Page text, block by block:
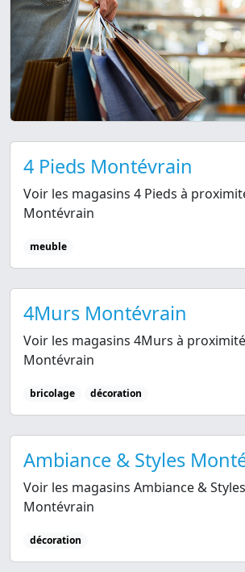
4 Pieds Montévrain
Voir les magasins 4 Pieds à
Montévrain
meuble
4Murs Montévrain
Voir les magasins 4Murs à
Montévrain
bricolage décoration
Ambiance & Styles
Voir les magasins Ambiance &
Montévrain
décoration